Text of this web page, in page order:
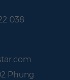
solare
nero a mezza
038
Phung